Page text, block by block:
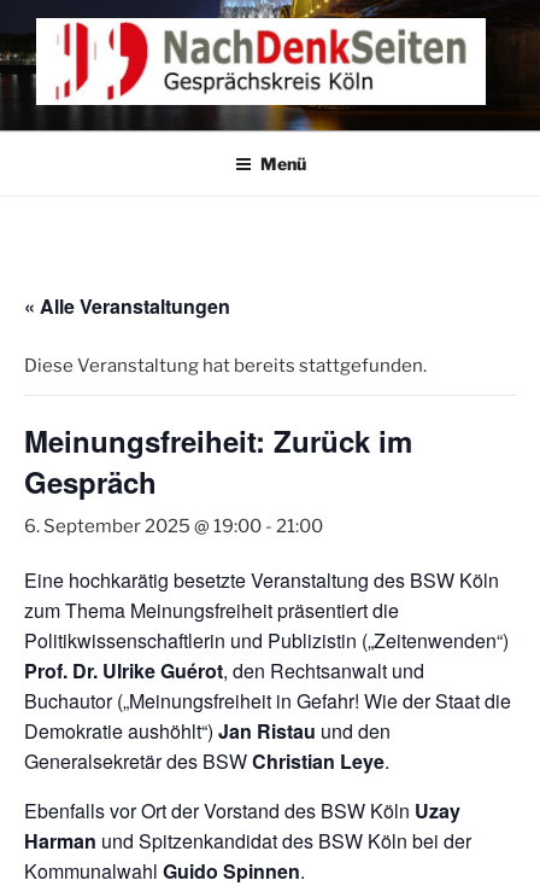
Zum
springen
NACHDENKEN IN KÖLN
Gesprächskreis Köln
Menü
« Alle Veranstaltungen
Diese Veranstaltung hat bereits stattgefunden.
Meinungsfreiheit: Zurück im
Gespräch
6. September 2025 @ 19:00 - 21:00
Eine hochkarätig besetzte Veranstaltung des BSW Köln
zum Thema Meinungsfreiheit präsentiert die
Politikwissenschaftlerin und Publizistin („Zeitenwenden“)
Prof. Dr. Ulrike Guérot, den Rechtsanwalt und
Buchautor („Meinungsfreiheit in Gefahr! Wie der Staat die
Demokratie aushöhlt“) Jan Ristau und den
Generalsekretär des BSWChristian Leye.
Ebenfalls vor Ort der Vorstand des BSW Köln Uzay
Harman und Spitzenkandidat des BSW Köln bei der
Kommunalwahl Guido Spinnen.